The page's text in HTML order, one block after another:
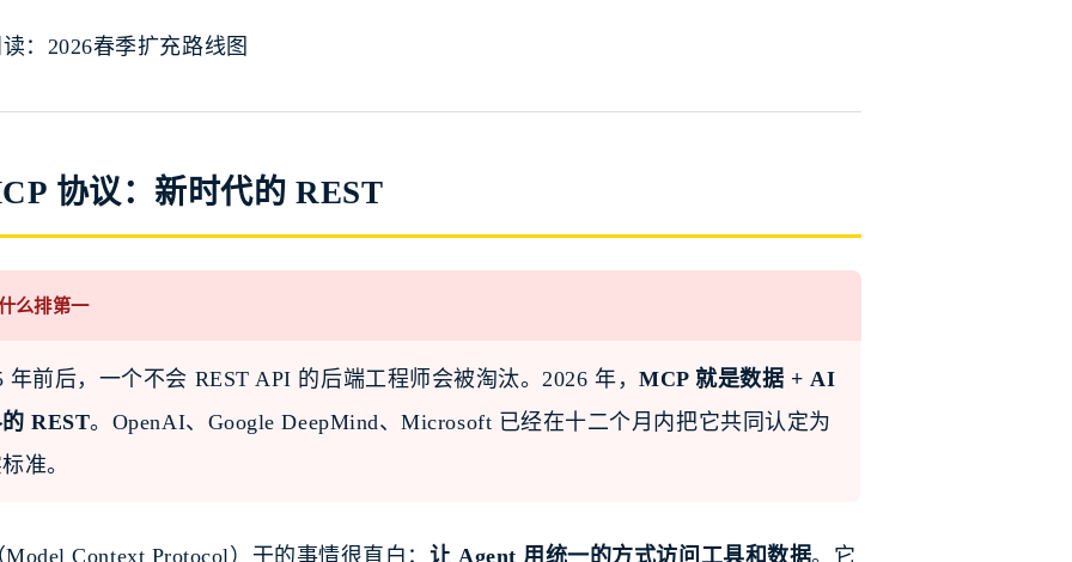
：2026春季扩充路线图
协议：新时代的 REST
么排第一
年前后，一个不会 REST API 的后端工程师会被淘汰。2026 年，MCP 就是数据 + AI
REST。OpenAI、Google DeepMind、Microsoft 已经在十二个月内把它共同认定为
准。
Context Protocol）干的事情很直白： 让 Agent 用统一的方式访问工具和数据。它